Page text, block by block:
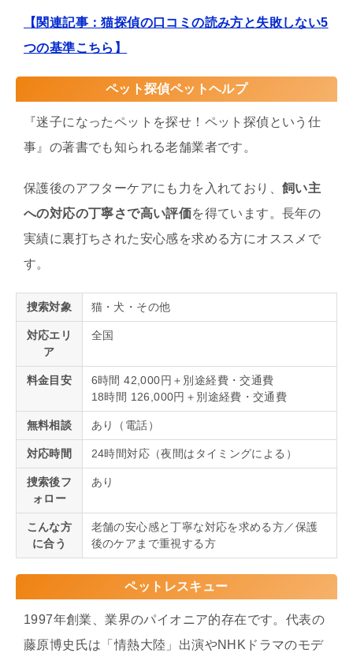
【関連記事：猫探偵の口コミの読み方と失敗しない5
つの基準こちら】
ペット探偵ペットヘルプ
『迷子になったペットを探せ！ペット探偵という仕
事』の著書でも知られる老舗業者です。
保護後のアフターケアにも力を入れており、 飼い主
への対応の丁寧さで高い評価を得ています。長年の
実績に裏打ちされた安心感を求める方にオススメで
す。
捜索対象 猫・犬・その他
対応エリ
ア
全国
料金目安
6時間 42,000円＋別途経費・交通費
18時間 126,000円＋別途経費・交通費
無料相談 あり（電話）
対応時間 24時間対応（夜間はタイミングによる）
捜索後フ
ォロー
あり
こんな方
に合う
老舗の安心感と丁寧な対応を求める方／保護
後のケアまで重視する方
ペットレスキュー
1997年創業、業界のパイオニア的存在です。代表の
藤原博史氏は「情熱大陸」出演やNHKドラマのモデ